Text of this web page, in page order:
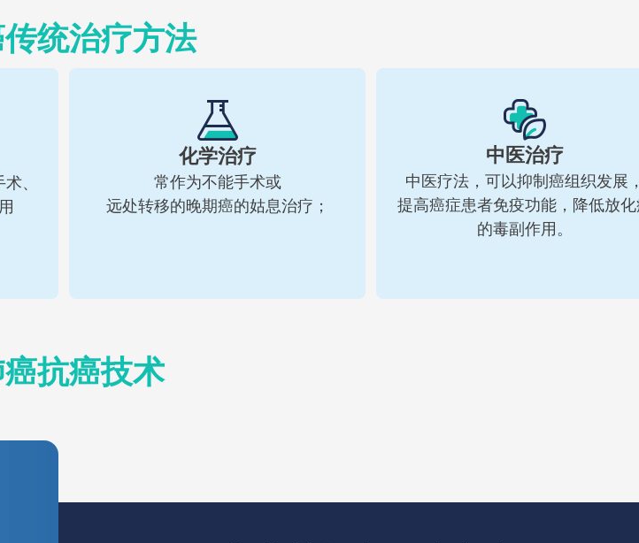
统治疗方法
、
化学治疗
常作为不能手术或
远处转移的晚期癌的姑息治疗；
中医治疗
中医疗法，可以抑制癌组织发展
提高癌症患者免疫功能，降低放化
的毒副作用。
抗癌技术